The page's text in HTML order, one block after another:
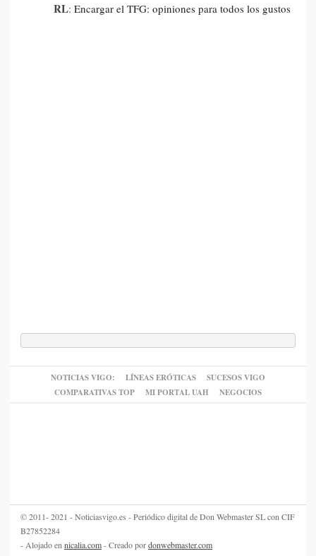
RL: Encargar el TFG: opiniones para todos los gustos
NOTICIAS VIGO: LÍNEAS ERÓTICAS
SUCESOS VIGO
COMPARATIVAS TOP
MI PORTAL UAH NEGOCIOS
© 2011- 2021 - Noticiasvigo.es - Periódico digital de Don Webmaster SL con CIF
B27852284
- Alojado ennicalia.com- Creado pordonwebmaster.com